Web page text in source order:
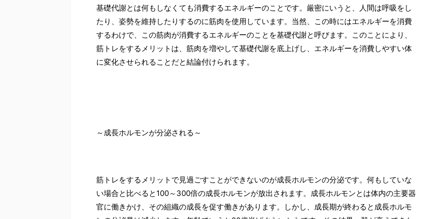
基礎代謝とは何もしなくても消費するエネルギーのことです。厳密にいうと、人間は呼吸をし
たり、姿勢を維持したりするのに筋肉を使用しています。当然、この時にはエネルギーを消費
するわけで、この筋肉が消費するエネルギーのことを基礎代謝と呼びます。このことにより、
筋トレをするメリットは、筋肉を増やして基礎代謝を底上げし、エネルギーを消費しやすい体
に変化させられることだと結論付けられます。
～成長ホルモンが分泌される～
筋トレをするメリットで見過ごすことができないのが成長ホルモンの分泌です。何もしていな
い場合と比べると100～300倍の成長ホルモンが放出されます。成長ホルモンとは体内の主要器
官に働きかけ、その組織の成長を促す働きがあります。しかし、成長期が終わると成長ホルモ